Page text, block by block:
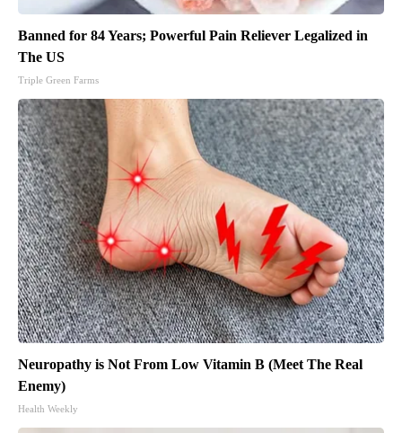
Banned for 84 Years; Powerful Pain Reliever Legalized in
The US
Triple Green Farms
Neuropathy is Not From Low Vitamin B (Meet The Real
Enemy)
Health Weekly